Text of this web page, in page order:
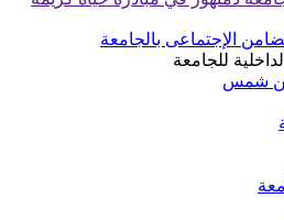
الإجتماعى بالجامعة
للجامعة
شمس